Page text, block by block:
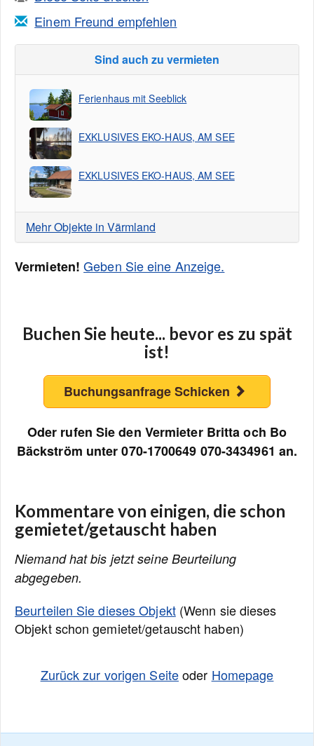
Einem Freund empfehlen
Sind auch zu vermieten
Ferienhaus mit Seeblick
EXKLUSIVES EKO-HAUS, AM SEE
EXKLUSIVES EKO-HAUS, AM SEE
Mehr Objekte in Värmland
Vermieten! Geben Sie eine Anzeige.
Buchen Sie heute... bevor es zu spät
ist!
Buchungsanfrage Schicken
Oder rufen Sie den Vermieter Britta och Bo
Bäckström unter 070-1700649 070-3434961 an.
Kommentare von einigen, die schon
gemietet/getauscht haben
Niemand hat bis jetzt seine Beurteilung
abgegeben.
Beurteilen Sie dieses Objekt(Wenn sie dieses
Objekt schon gemietet/getauscht haben)
Zurück zur vorigen Seiteoder Homepage